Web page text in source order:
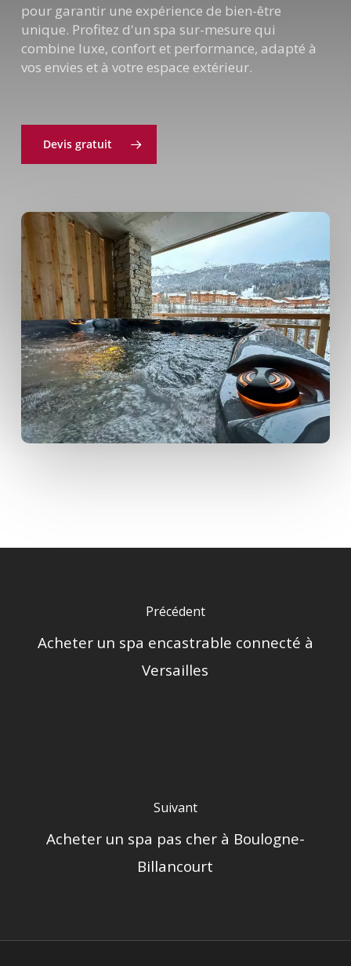
pour garantir une expérience de bien-être
unique. Profitez d'un spa sur-mesure qui
combine luxe, confort et performance, adapté à
vos envies et à votre espace extérieur.
Devis gratuit
Précédent
Acheter un spa encastrable connecté à
Versailles
Suivant
Acheter un spa pas cher à Boulogne-
Billancourt